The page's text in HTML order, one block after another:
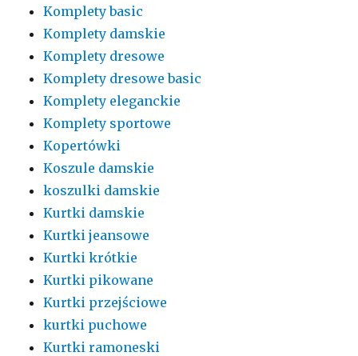
Komplety basic
Komplety damskie
Komplety dresowe
Komplety dresowe basic
Komplety eleganckie
Komplety sportowe
Kopertówki
Koszule damskie
koszulki damskie
Kurtki damskie
Kurtki jeansowe
Kurtki krótkie
Kurtki pikowane
Kurtki przejściowe
kurtki puchowe
Kurtki ramoneski